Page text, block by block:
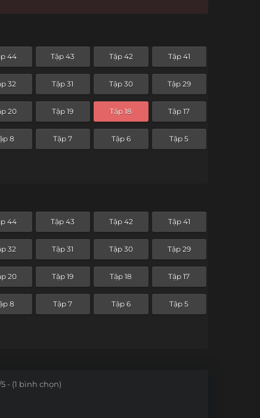
44 Tập 43 Tập 42 Tập 41
32 Tập 31 Tập 30 Tập 29
20 Tập 19 Tập 18 Tập 17
8 Tập 7 Tập 6 Tập 5
44 Tập 43 Tập 42 Tập 41
32 Tập 31 Tập 30 Tập 29
20 Tập 19 Tập 18 Tập 17
8 Tập 7 Tập 6 Tập 5
5 - (1 bình chọn)